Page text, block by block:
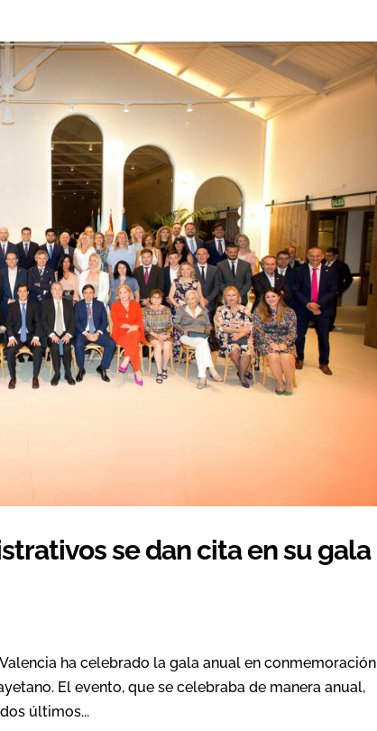
se dan cita en su gala
ha celebrado la gala anual en conmemoración
El evento, que se celebraba de manera anual,
últimos...